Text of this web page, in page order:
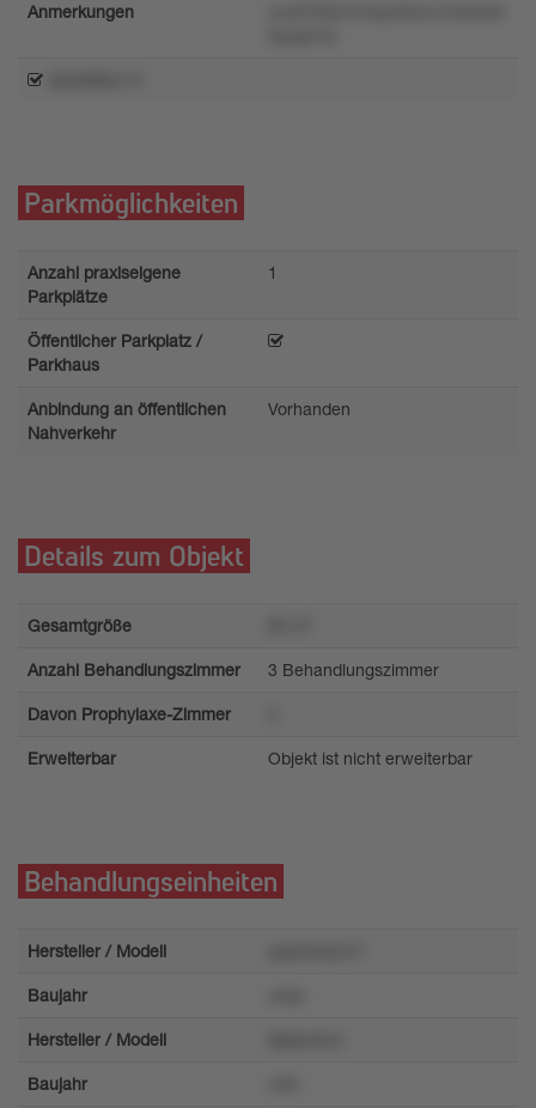
Anmerkungen
Parkmöglichkeiten
Anzahl praxiseigene
Parkplätze
1
Öffentlicher Parkplatz /
Parkhaus
Anbindung an öffentlichen
Nahverkehr
Vorhanden
Details zum Objekt
Gesamtgröße
Anzahl Behandlungszimmer 3 Behandlungszimmer
Davon Prophylaxe-Zimmer
Erweiterbar Objekt ist nicht erweiterbar
Behandlungseinheiten
Hersteller / Modell
Baujahr
Hersteller / Modell
Baujahr